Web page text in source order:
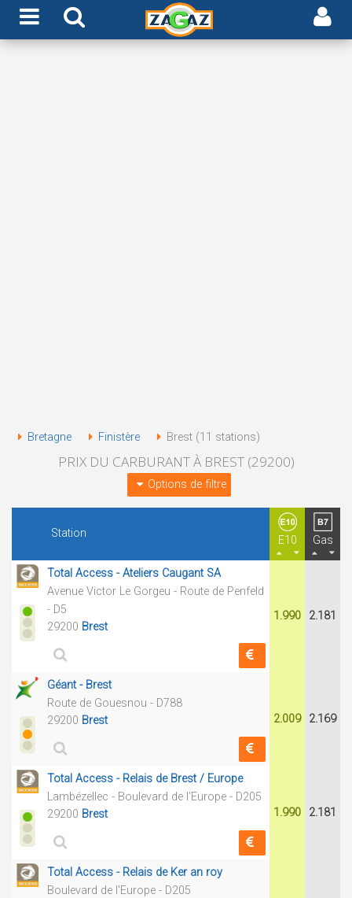
Bretagne Finistère Brest (11 stations)
PRIX DU CARBURANT À BREST (29200)
Options de filtre
Station
E10 Gas
Total Access - Ateliers Caugant SA
Avenue Victor Le Gorgeu - Route de Penfeld
- D5
29200 Brest
1.990 2.181
Géant - Brest
Route de Gouesnou - D788
29200 Brest 2.009 2.169
Total Access - Relais de Brest / Europe
Lambézellec - Boulevard de l'Europe - D205
29200 Brest 1.990 2.181
Total Access - Relais de Ker an roy
Boulevard de l'Europe - D205